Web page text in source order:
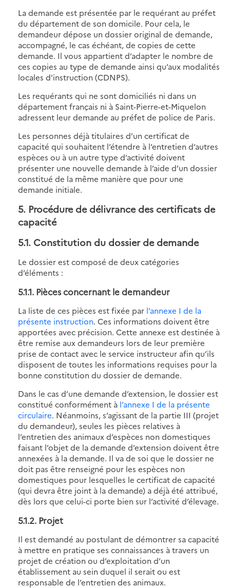
La demande est présentée par le requérant au préfet
du département de son domicile. Pour cela, le
demandeur dépose un dossier original de demande,
accompagné, le cas échéant, de copies de cette
demande. Il vous appartient d’adapter le nombre de
ces copies au type de demande ainsi qu’aux modalités
locales d’instruction (CDNPS).
Les requérants qui ne sont domiciliés ni dans un
département français ni à Saint-Pierre-et-Miquelon
adressent leur demande au préfet de police de Paris.
Les personnes déjà titulaires d’un certificat de
capacité qui souhaitent l’étendre à l’entretien d’autres
espèces ou à un autre type d’activité doivent
présenter une nouvelle demande à l’aide d’un dossier
constitué de la même manière que pour une
demande initiale.
5. Procédure de délivrance des certificats de
capacité
5.1. Constitution du dossier de demande
Le dossier est composé de deux catégories
d’éléments :
5.1.1. Pièces concernant le demandeur
La liste de ces pièces est fixée par l’annexe I de la
présente instruction. Ces informations doivent être
apportées avec précision. Cette annexe est destinée à
être remise aux demandeurs lors de leur première
prise de contact avec le service instructeur afin qu’ils
disposent de toutes les informations requises pour la
bonne constitution du dossier de demande.
Dans le cas d’une demande d’extension, le dossier est
constitué conformément à l’annexe I de la présente
circulaire. Néanmoins, s’agissant de la partie III (projet
du demandeur), seules les pièces relatives à
l’entretien des animaux d’espèces non domestiques
faisant l’objet de la demande d’extension doivent être
annexées à la demande. Il va de soi que le dossier ne
doit pas être renseigné pour les espèces non
domestiques pour lesquelles le certificat de capacité
(qui devra être joint à la demande) a déjà été attribué,
dès lors que celui-ci porte bien sur l’activité d’élevage.
5.1.2. Projet
Il est demandé au postulant de démontrer sa capacité
à mettre en pratique ses connaissances à travers un
projet de création ou d’exploitation d’un
établissement au sein duquel il serait ou est
responsable de l’entretien des animaux.